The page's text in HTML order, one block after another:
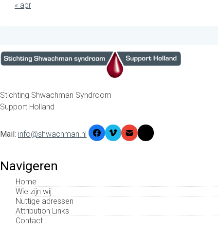
« apr
Stichting Shwachman Syndroom
Support Holland
Mail: info@shwachman.nl
Navigeren
Home
Wie zijn wij
Nuttige adressen
Attribution Links
Contact